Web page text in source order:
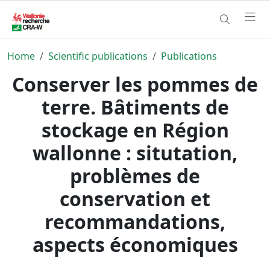
Home Scientific publications Publications
Conserver les pommes de
terre. Bâtiments de
stockage en Région
wallonne : situtation,
problèmes de
conservation et
recommandations,
aspects économiques